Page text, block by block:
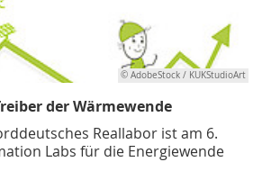
© AdobeStock / KUKStudioArt
der Wärmewende
Reallabor ist am 6.
Labs für die Energiewende